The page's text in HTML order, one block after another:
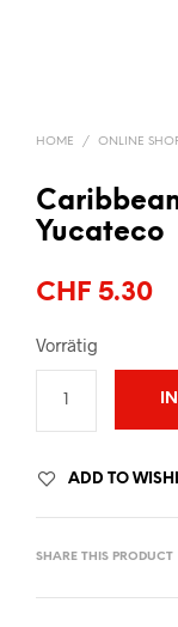
HOME / ONLINE
Yucateco
CHF 5.30
Vorrätig
ADD TO
SHARE THIS PRODUCT